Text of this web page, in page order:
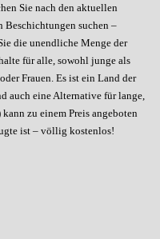
Sie nach den aktuellen
Beschichtungen suchen –
die unendliche Menge der
für alle, sowohl junge als
Frauen. Es ist ein Land der
auch eine Alternative für lange,
zu einem Preis angeboten
ist – völlig kostenlos!